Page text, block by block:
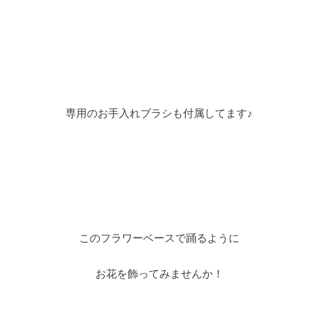
専用のお手入れブラシも付属してます♪
このフラワーベースで踊るように
お花を飾ってみませんか！